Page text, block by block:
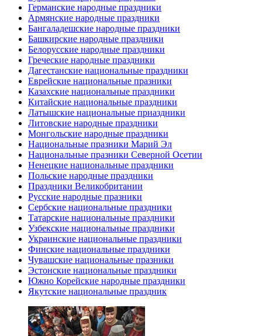
Германские народные праздники
Армянские народные праздники
Бангаладешские народные праздники
Башкирские народные праздники
Белорусские народные праздники
Греческие народные праздники
Дагестанские национальные праздники
Еврейские национальные празники
Казахские национальные праздники
Китайские национальные праздники
Латышские национальные приаздники
Литовские народные праздники
Монгольские народные праздники
Национальные празники Марий Эл
Национальные празники Северной Осетии
Ненецкие национальные праздники
Польские народные праздники
Праздники Великобритании
Русские народные празники
Сербские национальные праздники
Татарские национальные праздники
Узбекские национальные праздники
Украинские национальные праздники
Финские национальные праздники
Чувашские национальные празники
Эстонские национальные праздники
Южно Корейские народные праздники
Якутские национальные праздник